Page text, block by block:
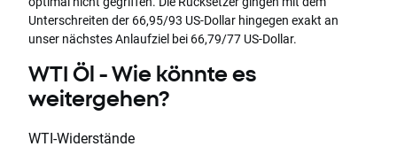
Unterschreiten der 66,95/93 US-Dollar hingegen exakt an
unser nächstes Anlaufziel bei 66,79/77 US-Dollar.
WTI Öl - Wie könnte es
weitergehen?
WTI-Widerstände